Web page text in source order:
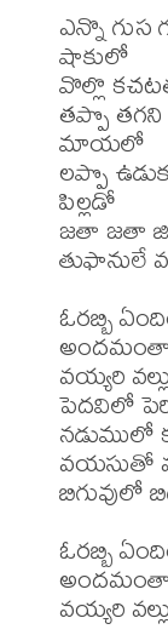
ఎన్నొ
షాకులో
వొల్లొ
తప్పొ
మాయలో
లప్పొ
పిల్లడో
జతా జతా
తుఫానులే
ఓరబ్బి
అందమంతా
వయ్యరి
పెదవిలో
నడుములో
వయసుతో
బిగువులో
ఓరబ్బి
అందమంతా
వయ్యరి